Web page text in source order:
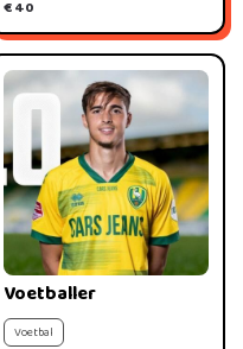
€ 40
Voetballer
Voetbal